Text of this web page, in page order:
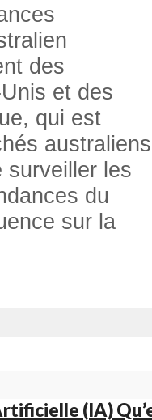
des
et des
qui est
surveiller les
du
sur la
(IA)